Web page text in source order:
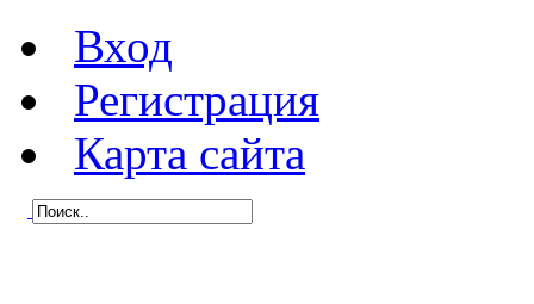
Вход
Регистрация
Карта сайта